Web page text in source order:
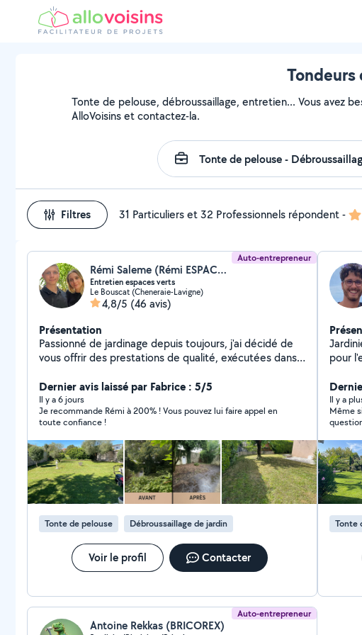
Tondeurs
Tonte de pelouse, débroussaillage, entretien... Vous avez
AlloVoisins et contactez-la.
Filtres 31 Particuliers et 32 Professionnels répondent-
Auto-entrepreneur
Rémi Saleme (Rémi ESPACES VERTS)
Entretien espaces verts
Le Bouscat (Cheneraie-Lavigne)
4,8/5 (46 avis)
Présentation
Passionné de jardinage depuis toujours, j'ai décidé de
vous offrir des prestations de qualité, exécutées dans
De la simple tonte de pelouse, taillage de hais, élagage
d'arbre, débroussaillage, le nettoyage et entretien de
votre terrasse. Je reste toujours disponible pour
écouter toutes vos demandes. De l'intervention
ponctuelle à régulière, je m'engage à toujours vous
fournir la meilleure qualité de travail possible. N'hésitez
pas à me contacter pour plus d'informations ou pour un
DEVIS GRATUIT !
Dernier avis laissé par Fabrice : 5/5
Il y a 6 jours
Je recommande Rémi à 200% ! Vous pouvez lui faire appel en
toute confiance !
Tonte de pelouse Débroussaillage de jardin
Voir le profil Contacter
pour
ou
délais convenus.
plus
Il y a
Même
Tonte
Auto-entrepreneur
Antoine Rekkas (BRICOREX)